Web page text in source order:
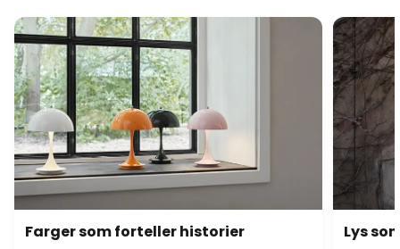
Farger som forteller historier
Lys